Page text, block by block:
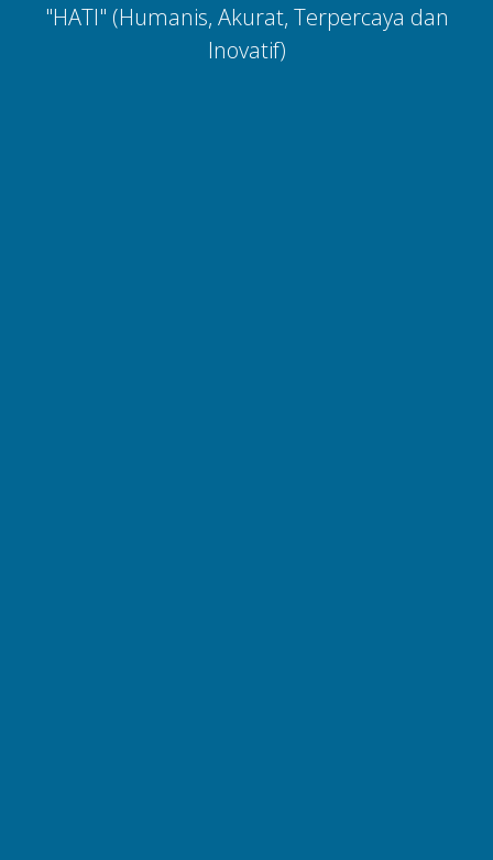
"HATI" (Humanis, Akurat, Terpercaya dan
Inovatif)